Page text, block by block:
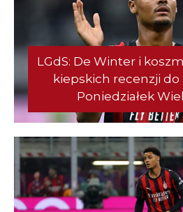
LGdS: De Winter i
kiepskich recenzji
Poniedziałek